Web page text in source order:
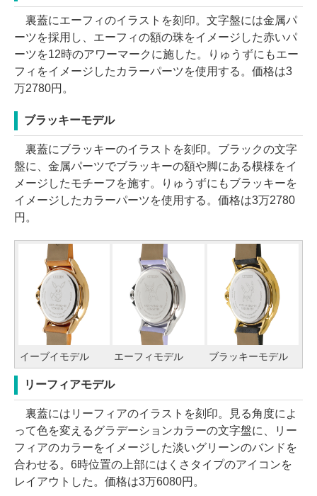
裏蓋にエーフィのイラストを刻印。文字盤には金属パ
ーツを採用し、エーフィの額の珠をイメージした赤いパ
ーツを12時のアワーマークに施した。りゅうずにもエー
フィをイメージしたカラーパーツを使用する。価格は3
万2780円。
ブラッキーモデル
裏蓋にブラッキーのイラストを刻印。ブラックの文字
盤に、金属パーツでブラッキーの額や脚にある模様をイ
メージしたモチーフを施す。りゅうずにもブラッキーを
イメージしたカラーパーツを使用する。価格は3万2780
円。
イーブイモデル エーフィモデル ブラッキーモデル
リーフィアモデル
裏蓋にはリーフィアのイラストを刻印。見る角度によ
って色を変えるグラデーションカラーの文字盤に、リー
フィアのカラーをイメージした淡いグリーンのバンドを
合わせる。6時位置の上部にはくさタイプのアイコンを
レイアウトした。価格は3万6080円。